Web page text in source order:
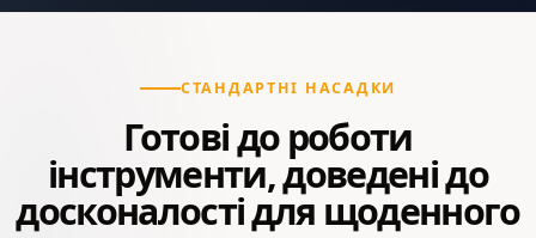
СТАНДАРТНІ НАСАДКИ
Готові до роботи
інструменти, доведені до
досконалості для щоденного